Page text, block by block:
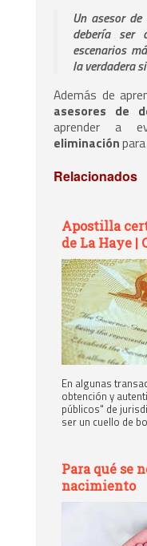
Un asesor
debería ser
escenarios
la verdadera
Además de
asesores de
aprender a
eliminación
Relacionados
Apostilla
de La Haye |
En algunas
obtención y
públicos" de
ser un cuello de
Para qué se
nacimiento